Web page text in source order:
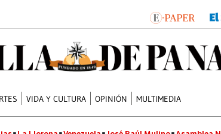
VIDA Y CULTURA OPINIÓN MULTIMEDIA